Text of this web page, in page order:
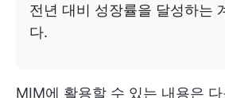
전년 대비 성장률을 달성하는
다.
MIM에 활용할 수 있는 내용은